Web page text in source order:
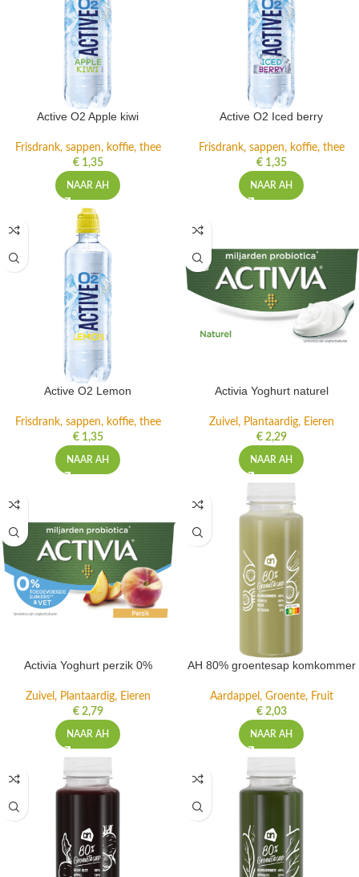
Active O2 Apple kiwi
Frisdrank, sappen, koffie, thee
€1,35
NAAR AH
Active O2 Iced berry
Frisdrank, sappen, koffie, thee
€1,35
NAAR AH
Active O2 Lemon
Frisdrank, sappen, koffie, thee
€1,35
NAAR AH
Activia Yoghurt naturel
Zuivel, Plantaardig, Eieren
€2,29
NAAR AH
Activia Yoghurt perzik 0%
Zuivel, Plantaardig, Eieren
€2,79
NAAR AH
AH 80% groentesap komkommer
Aardappel, Groente, Fruit
€2,03
NAAR AH